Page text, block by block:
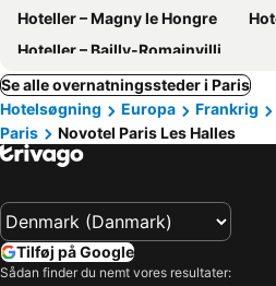
Hoteller – Magny le Hongre
Hoteller – Bailly-Romainvilliers
Se alle overnatningssteder i Paris
Hotelsøgning
Europa Frankrig
Paris
Novotel Paris Les Halles
Tilføj på Google
Sådan finder du nemt vores resultater: